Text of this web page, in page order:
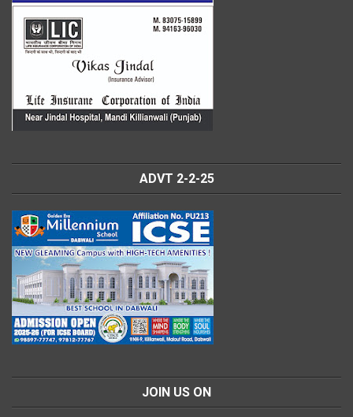
ADVT 2-2-25
JOIN US ON